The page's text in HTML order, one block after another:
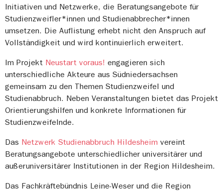
Initiativen und Netzwerke, die Beratungsangebote für
Studienzweifler*innen und Studienabbrecher*innen
umsetzen. Die Auflistung erhebt nicht den Anspruch auf
Vollständigkeit und wird kontinuierlich erweitert.
Im Projekt Neustart voraus! engagieren sich
unterschiedliche Akteure aus Südniedersachsen
gemeinsam zu den Themen Studienzweifel und
Studienabbruch. Neben Veranstaltungen bietet das Projekt
Orientierungshilfen und konkrete Informationen für
Studienzweifelnde.
Das Netzwerk Studienabbruch Hildesheim vereint
Beratungsangebote unterschiedlicher universitärer und
außeruniversitärer Institutionen in der Region Hildesheim.
Das Fachkräftebündnis Leine-Weser und die Region